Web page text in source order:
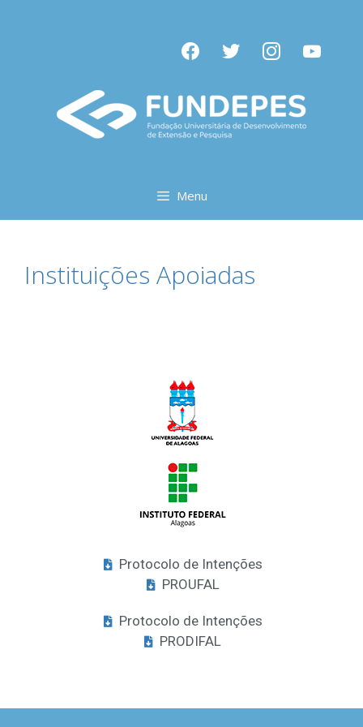
Menu
Instituições Apoiadas
Protocolo de Intenções
PROUFAL
Protocolo de Intenções
PRODIFAL